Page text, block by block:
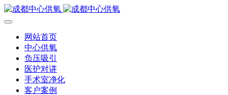
网站首页
中心供氧
负压吸引
医护对讲
手术室净化
客户案例